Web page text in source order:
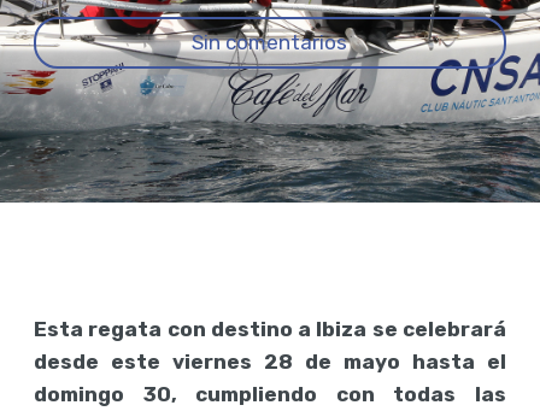
Sin comentarios
Esta regata con destino a Ibiza se celebrará
desde este viernes 28 de mayo hasta el
domingo 30, cumpliendo con todas las